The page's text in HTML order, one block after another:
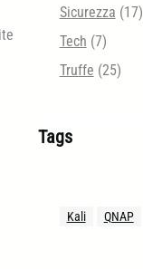
Sicurezza (17)
Tech (7)
Truffe (25)
Tags
Kali QNAP